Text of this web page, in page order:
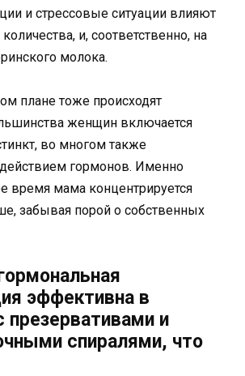
и стрессовые ситуации влияют
и, соответственно, на
молока.
плане тоже происходят
женщин включается
во многом также
гормонов. Именно
время мама концентрируется
забывая порой о собственных
эффективна в
презервативами и
спиралями, что